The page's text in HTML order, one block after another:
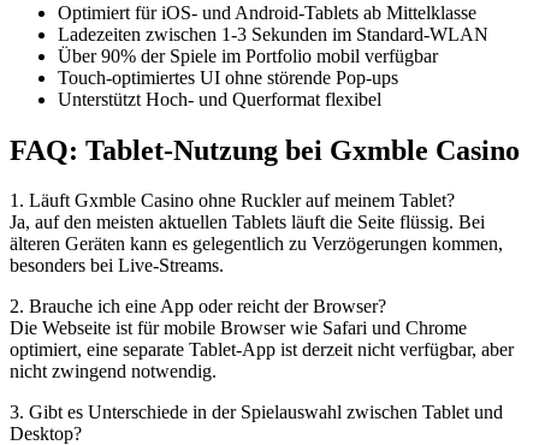
Optimiert für iOS- und Android-Tablets ab Mittelklasse
Ladezeiten zwischen 1-3 Sekunden im Standard-WLAN
Über 90% der Spiele im Portfolio mobil verfügbar
Touch-optimiertes UI ohne störende Pop-ups
Unterstützt Hoch- und Querformat flexibel
FAQ: Tablet-Nutzung bei Gxmble Casino
1. Läuft Gxmble Casino ohne Ruckler auf meinem Tablet?
Ja, auf den meisten aktuellen Tablets läuft die Seite flüssig. Bei
älteren Geräten kann es gelegentlich zu Verzögerungen kommen,
besonders bei Live-Streams.
2. Brauche ich eine App oder reicht der Browser?
Die Webseite ist für mobile Browser wie Safari und Chrome
optimiert, eine separate Tablet-App ist derzeit nicht verfügbar, aber
nicht zwingend notwendig.
3. Gibt es Unterschiede in der Spielauswahl zwischen Tablet und
Desktop?